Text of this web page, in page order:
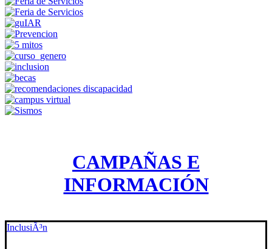
CAMPAÑAS E
INFORMACIÓN
InclusiÃ³n